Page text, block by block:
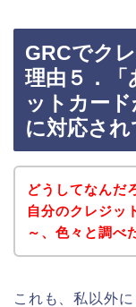
GRCでク
理由５．
ットカー
に対応され
どうしてなんだ
自分のクレジッ
～、色々と調べ
これも、私以外